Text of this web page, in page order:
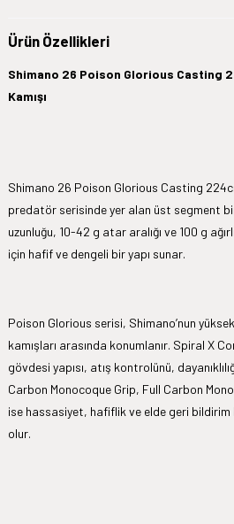
Ürün Özellikleri
Shimano 26 Poison Glorious Casting
Kamışı
Shimano 26 Poison Glorious Casting
predatör serisinde yer alan üst segment
uzunluğu, 10-42 g atar aralığı ve 100 g
için hafif ve dengeli bir yapı sunar.
Poison Glorious serisi, Shimano’nun
kamışları arasında konumlanır. Spiral X
gövdesi yapısı, atış kontrolünü,
Carbon Monocoque Grip, Full Carbon
ise hassasiyet, hafiflik ve elde geri bildirim
olur.